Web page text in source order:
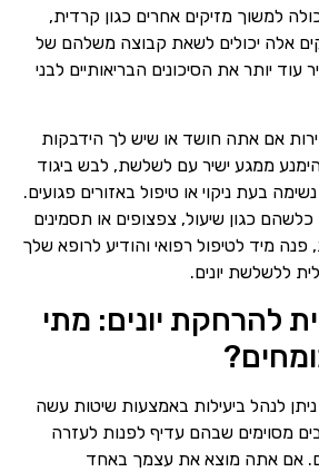
למשוך מזיקים אחרים כגון קרדית,
אלה יכולים לשאת קבוצה משלהם של
עוד יותר את הסיכונים הבריאותיים לבני
אם אתה חושד או שיש לך הידבקות
ממגע ישיר עם לשלשת, לבש ביגוד
בעת ניקוי או טיפול באזורים פגועים.
כגון שיעול, צפצופים או תסמינים
מיד לטיפול רפואי והודיע לרופא שלך
ללשלשת יונים.
להרחקת יונים: מתי
ניתן לנהל ביעילות באמצעות שיטות עשה
מסוימים שבהם עדיף לפנות לעזרה
אם אתה מוצא את עצמך באחד